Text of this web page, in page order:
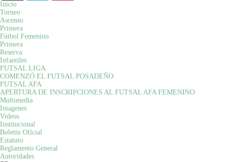
Inicio
Torneo
Ascenso
Primera
Fútbol Femenino
Primera
Reserva
Infantiles
FUTSAL LIGA
COMENZÓ EL FUTSAL POSADEÑO
FUTSAL AFA
APERTURA DE INSCRIPCIONES AL FUTSAL AFA FEMENINO
Multimedia
Imagenes
Videos
Institucional
Boletín Oficial
Estatuto
Reglamento General
Autoridades